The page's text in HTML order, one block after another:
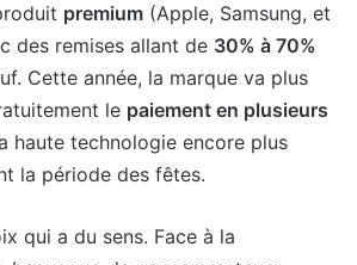
premium (Apple, Samsung, et
des remises allant de 30% à 70%
Cette année, la marque va plus
le paiement en plusieurs
haute technologie encore plus
la période des fêtes.
qui a du sens. Face à la